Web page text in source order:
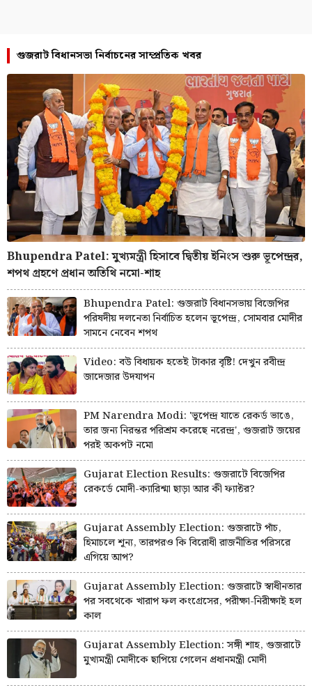
গুজরাট বিধানসভা নির্বাচনের সাম্প্রতিক খবর
Bhupendra Patel: মুখ্যমন্ত্রী হিসাবে দ্বিতীয় ইনিংস শুরু ভূপেন্দ্রর,
শপথ গ্রহণে প্রধান অতিথি নমো-শাহ
Bhupendra Patel: গুজরাট বিধানসভায় বিজেপির
পরিষদীয় দলনেতা নির্বাচিত হলেন ভূপেন্দ্র, সোমবার মোদীর
সামনে নেবেন শপথ
Video: বউ বিধায়ক হতেই টাকার বৃষ্টি! দেখুন রবীন্দ্র
জাদেজার উদযাপন
PM Narendra Modi: 'ভূপেন্দ্র যাতে রেকর্ড ভাঙে,
তার জন্য নিরন্তর পরিশ্রম করেছে নরেন্দ্র', গুজরাট জয়ের
পরই অকপট নমো
Gujarat Election Results: গুজরাটে বিজেপির
রেকর্ডে মোদী-ক্যারিশ্মা ছাড়া আর কী ফ্যাক্টর?
Gujarat Assembly Election: গুজরাটে পাঁচ,
হিমাচলে শূন্য, তারপরও কি বিরোধী রাজনীতির পরিসরে
এগিয়ে আপ?
Gujarat Assembly Election: গুজরাটে স্বাধীনতার
পর সবথেকে খারাপ ফল কংগ্রেসের, পরীক্ষা-নিরীক্ষাই হল
কাল
Gujarat Assembly Election: সঙ্গী শাহ, গুজরাটে
মুখ্যমন্ত্রী মোদীকে ছাপিয়ে গেলেন প্রধানমন্ত্রী মোদী